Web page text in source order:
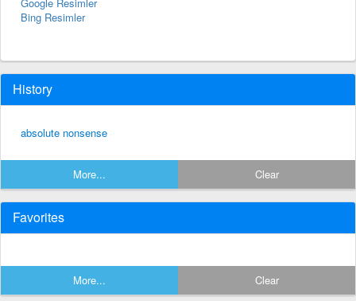
Bing Resimler
History
absolute nonsense
More... Clear
Favorites
More... Clear